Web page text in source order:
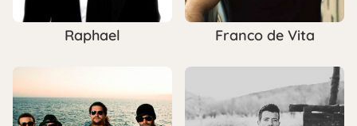
Raphael Franco de Vita